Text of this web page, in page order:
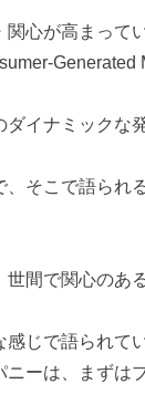
心が高まって
Generated
イナミックな
、そこで語られ
世間で関心のあ
感じで語られて
ニーは、まずは